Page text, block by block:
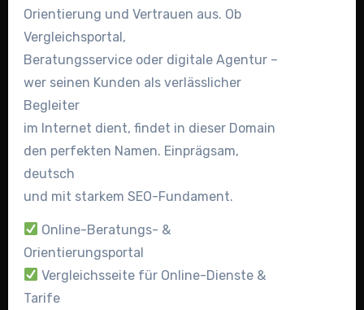
Orientierung und Vertrauen aus. Ob
Vergleichsportal,
Beratungsservice oder digitale Agentur –
wer seinen Kunden als verlässlicher
Begleiter
im Internet dient, findet in dieser Domain
den perfekten Namen. Einprägsam,
deutsch
und mit starkem SEO-Fundament.
Online-Beratungs- &
Orientierungsportal
Vergleichsseite für Online-Dienste &
Tarife